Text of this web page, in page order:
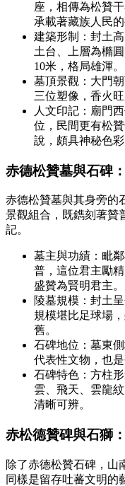
座，相傳為松贊
承載著藏族人民的
建築形制：封土
土台、上層為橢
10米，格局雄渾。
墓頂景觀：大門
三位塑像，香火
人文印記：廟門
位，民間更有松
說，頗具神秘色彩
赤德松贊墓與石碑
赤德松贊墓與其身旁的
景觀組合，既鐫刻著贊
記。
墓主與功績：毗
普，這位君主勵
盛贊為賢明君主。
陵墓規模：封土
規模堪比足球場
舊。
石碑地位：墓東
代表性文物，也
石碑特色：方柱
雲、飛天、雲龍
清晰可辨。
赤松德贊碑與石獅
除了赤德松贊石碑，山
同樣是留存吐蕃文明的